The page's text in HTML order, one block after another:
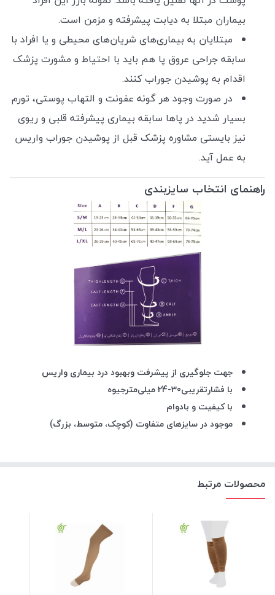
بیماران مبتلا به دیابت پیشرفته و مزمن است.
مبتلایان به بیماری‌های شریان‌های محیطی و یا افراد با
سابقه جراحی عروق پا هم باید با احتیاط و مشورت پزشک
اقدام به پوشیدن جوراب کنند.
در صورت وجود هر گونه عفونت و التهاب پوستی، تورم
بسیار شدید در پاها سابقه بیماری پیشرفته قلبی و ریوی
نیز بایستی مشاوره پزشک قبل از پوشیدن جوراب واریس
به عمل آید.
راهنمای انتخاب سایزبندی
جهت جلوگیری از پیشرفت وبهبود درد بیماری واریس
با فشارتقریبی30-24 میلی‌مترجیوه
با کیفیت و بادوام
موجود در سایزهای متفاوت (کوچک، متوسط، بزرگ)
محصولات مرتبط